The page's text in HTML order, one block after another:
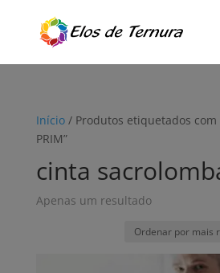
Início/ Produtos etiquetados com
PRIM”
cinta
Apenas um resultado